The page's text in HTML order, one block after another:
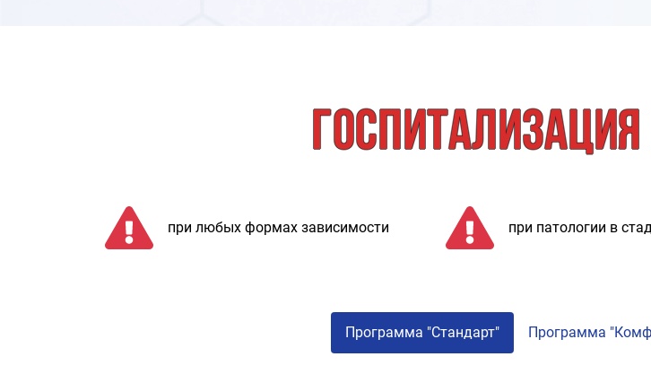
при любых формах зависимости при патологии в
Программа "Стандарт" Программа